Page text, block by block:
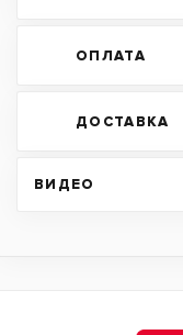
ОПЛАТА
ДОСТАВКА
ВИДЕО